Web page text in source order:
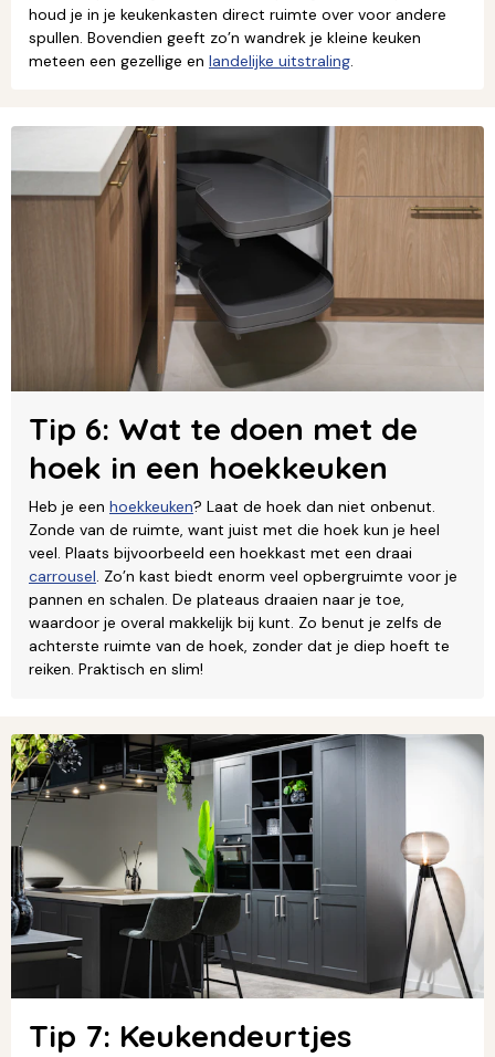
houd je in je keukenkasten direct ruimte over voor andere
spullen. Bovendien geeft zo’n wandrek je kleine keuken
meteen een gezellige en landelijke uitstraling.
Tip 6: Wat te doen met de
hoek in een hoekkeuken
Heb je een hoekkeuken? Laat de hoek dan niet onbenut.
Zonde van de ruimte, want juist met die hoek kun je heel
veel. Plaats bijvoorbeeld een hoekkast met een draai
carrousel . Zo’n kast biedt enorm veel opbergruimte voor je
pannen en schalen. De plateaus draaien naar je toe,
waardoor je overal makkelijk bij kunt. Zo benut je zelfs de
achterste ruimte van de hoek, zonder dat je diep hoeft te
reiken. Praktisch en slim!
Tip 7: Keukendeurtjes